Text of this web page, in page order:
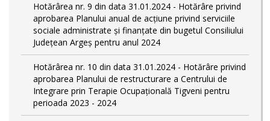
Hotărârea nr. 9 din data 31.01.2024 - Hotărâre privind
aprobarea Planului anual de acțiune privind serviciile
sociale administrate și finanțate din bugetul Consiliului
Județean Argeș pentru anul 2024
Hotărârea nr. 10 din data 31.01.2024 - Hotărâre privind
aprobarea Planului de restructurare a Centrului de
Integrare prin Terapie Ocupațională Tigveni pentru
perioada 2023 - 2024